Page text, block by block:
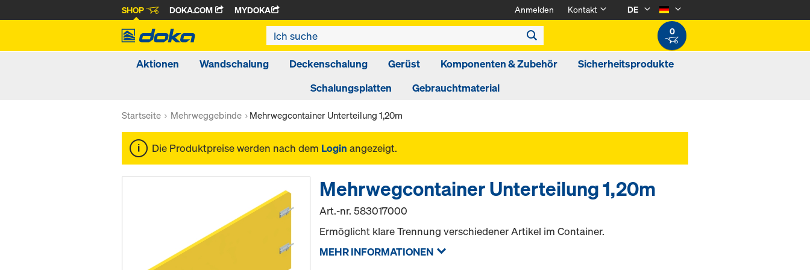
SHOP DOKA.COM MYDOKA Anmelden Kontakt
DE
0
Aktionen Wandschalung Deckenschalung Gerüst Komponenten & Zubehör
Sicherheitsprodukte
Schalungsplatten
Gebrauchtmaterial
Startseite Mehrweggebinde Mehrwegcontainer Unterteilung 1,20m
Die Produktpreise werden nach dem Login angezeigt.
Mehrwegcontainer Unterteilung 1,20m
Art.-nr.583017000
Ermöglicht klare Trennung verschiedener Artikel im Container.
MEHR INFORMATIONEN